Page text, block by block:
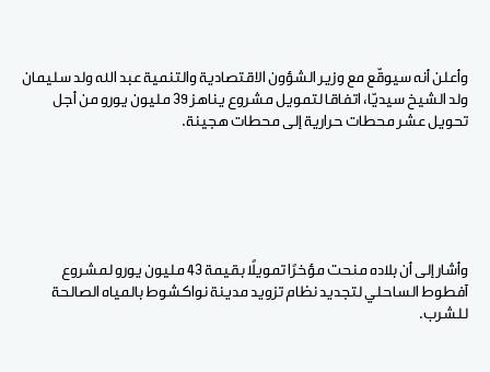
وأعلن أنه سيوقّع مع وزير الشؤون الاقتصادية والتنمية عبد الله ولد سليمان
ولد الشيخ سيديّا، اتفاقا لتمويل مشروع يناهز 39 مليون يورو من أجل
تحويل عشر محطات حرارية إلى محطات هجينة.
وأشار إلى أن بلاده منحت مؤخرًا تمويلاً بقيمة 43 مليون يورو لمشروع
آفطوط الساحلي لتجديد نظام تزويد مدينة نواكشوط بالمياه الصالحة
للشرب.